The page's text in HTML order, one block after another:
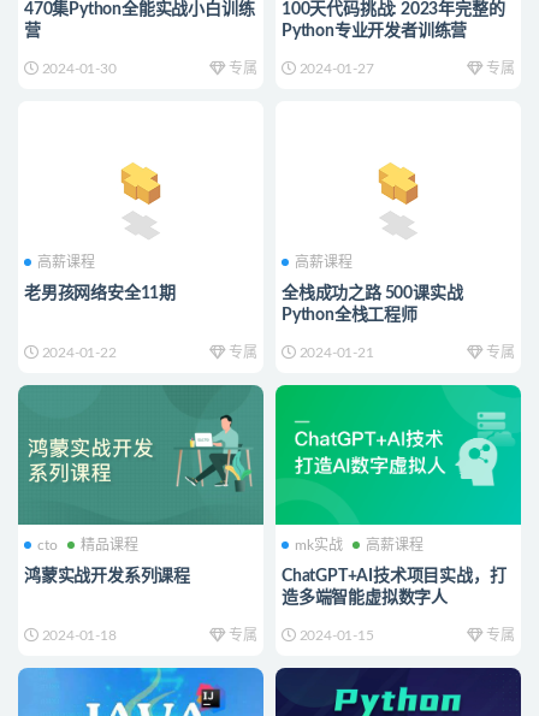
470集Python全能实战小白训练
营
2024-01-30 专属
100天代码挑战: 2023年完整的
Python专业开发者训练营
2024-01-27 专属
高薪课程
老男孩网络安全11期
2024-01-22 专属
高薪课程
全栈成功之路 500课实战
Python全栈工程师
2024-01-21 专属
cto 精品课程
鸿蒙实战开发系列课程
2024-01-18 专属
mk实战 高薪课程
ChatGPT+AI技术项目实战，打
造多端智能虚拟数字人
2024-01-15 专属